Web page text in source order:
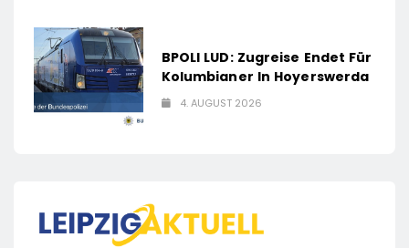
BPOLI LUD: Zugreise Endet Für
Kolumbianer In Hoyerswerda
4. AUGUST 2026